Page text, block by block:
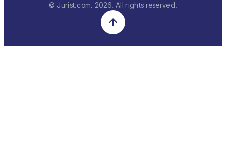
© Jurist.com. 2026. All rights reserved.